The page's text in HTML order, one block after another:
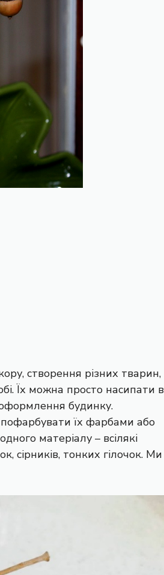
створення різних тварин,
Їх можна просто насипати в
будинку.
пофарбувати їх фарбами або
матеріалу – всілякі
сірників, тонких гілочок. Ми